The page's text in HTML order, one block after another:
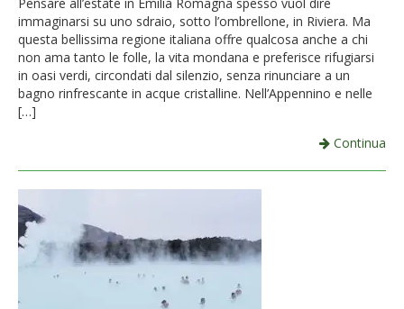
immaginarsi su uno sdraio, sotto l’ombrellone, in Riviera. Ma
questa bellissima regione italiana offre qualcosa anche a chi
non ama tanto le folle, la vita mondana e preferisce rifugiarsi
in oasi verdi, circondati dal silenzio, senza rinunciare a un
bagno rinfrescante in acque cristalline. Nell’Appennino e nelle
[…]
Continua